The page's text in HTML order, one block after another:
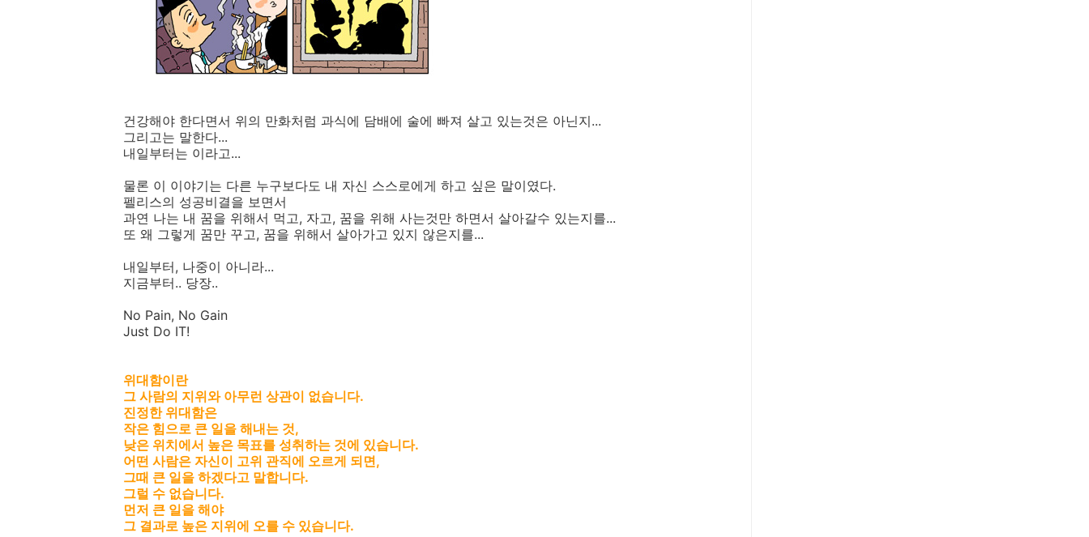
건강해야 한다면서 위의 만화처럼 과식에 담배에 술에 빠져 살고 있는것은 아닌지...
그리고는 말한다...
내일부터는 이라고...
물론 이 이야기는 다른 누구보다도 내 자신 스스로에게 하고 싶은 말이였다.
펠리스의 성공비결을 보면서
과연 나는 내 꿈을 위해서 먹고, 자고, 꿈을 위해 사는것만 하면서 살아갈수 있는지를...
또 왜 그렇게 꿈만 꾸고, 꿈을 위해서 살아가고 있지 않은지를...
내일부터, 나중이 아니라...
지금부터.. 당장..
No Pain, No Gain
Just Do IT!
위대함이란
그 사람의 지위와 아무런 상관이 없습니다.
진정한 위대함은
작은 힘으로 큰 일을 해내는 것,
낮은 위치에서 높은 목표를 성취하는 것에 있습니다.
어떤 사람은 자신이 고위 관직에 오르게 되면,
그때 큰 일을 하겠다고 말합니다.
그럴 수 없습니다.
먼저 큰 일을 해야
그 결과로 높은 지위에 오를 수 있습니다.